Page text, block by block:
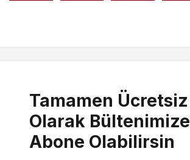
Tamamen Ücretsiz
Olarak Bültenimize
Abone Olabilirsin